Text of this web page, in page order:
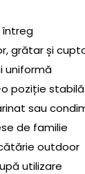
întreg
grătar și
uniformă
poziție stabilă
sau
de familie
outdoor
utilizare